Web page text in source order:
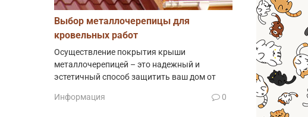
Выбор металлочерепицы для
кровельных работ
Осуществление покрытия крыши
металлочерепицей – это надежный и
эстетичный способ защитить ваш дом от
Информация 0